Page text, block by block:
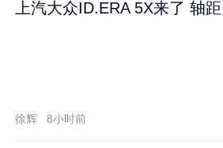
上汽大众ID.ERA 5X来了 轴
徐辉 8小时前